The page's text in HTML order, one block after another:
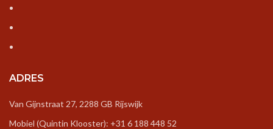
ADRES
Van Gijnstraat 27, 2288 GB Rijswijk
Mobiel (Quintin Klooster): +31 6 188 448 52